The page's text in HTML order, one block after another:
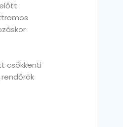
csökkenti